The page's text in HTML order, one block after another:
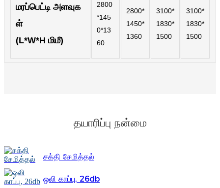
italiano
Hrvatski
மரப்பெட்டி அளவுக
ள்
(L*W*H மிமீ)
2800
*145
0*13
60
2800*
1450*
1360
3100*
1830*
1500
3100*
1830*
1500
தயாரிப்பு நன்மை
சக்தி சேமித்தல்
ஒலி காப்பு, 26db